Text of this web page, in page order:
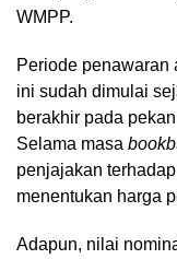
WMPP.
Periode penawaran
ini sudah dimulai
berakhir pada
Selama masa
penjajakan
menentukan harga
Adapun, nilai